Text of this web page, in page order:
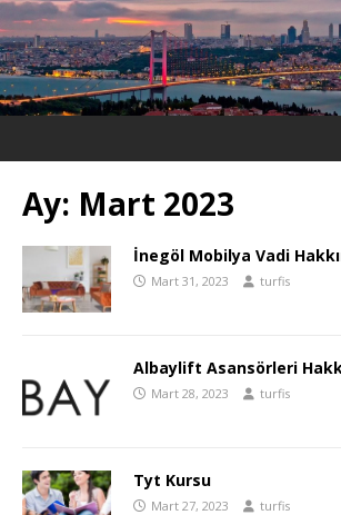
Ay: Mart 2023
İnegöl Mobilya Vadi
Mart 31, 2023 turfis
Albaylift Asansörleri
Mart 28, 2023 turfis
Tyt Kursu
Mart 27, 2023 turfis